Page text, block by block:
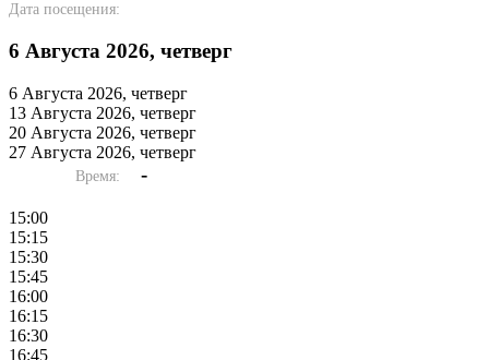
Дата посещения:
6 Августа 2026, четверг
6 Августа 2026, четверг
13 Августа 2026, четверг
20 Августа 2026, четверг
27 Августа 2026, четверг
Время: -
15:00
15:15
15:30
15:45
16:00
16:15
16:30
16:45